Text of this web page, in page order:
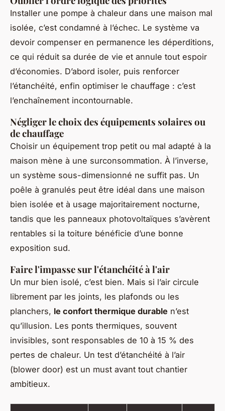
Installer une pompe à chaleur dans une maison mal
isolée, c’est condamné à l’échec. Le système va
devoir compenser en permanence les déperditions,
ce qui réduit sa durée de vie et annule tout espoir
d’économies. D’abord isoler, puis renforcer
l’étanchéité, enfin optimiser le chauffage : c’est
l’enchaînement incontournable.
Négliger le choix des équipements solaires ou
de chauffage
Choisir un équipement trop petit ou mal adapté à la
maison mène à une surconsommation. À l’inverse,
un système sous-dimensionné ne suffit pas. Un
poêle à granulés peut être idéal dans une maison
bien isolée et à usage majoritairement nocturne,
tandis que les panneaux photovoltaïques s’avèrent
rentables si la toiture bénéficie d’une bonne
exposition sud.
Faire l'impasse sur l'étanchéité à l'air
Un mur bien isolé, c’est bien. Mais si l’air circule
librement par les joints, les plafonds ou les
planchers, le confort thermique durable n’est
qu’illusion. Les ponts thermiques, souvent
invisibles, sont responsables de 10 à 15 % des
pertes de chaleur. Un test d’étanchéité à l’air
(blower door) est un must avant tout chantier
ambitieux.